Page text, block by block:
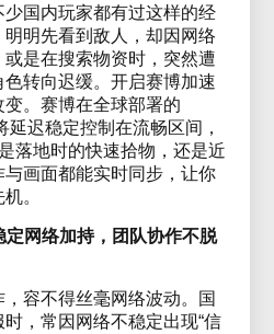
国内玩家都有过这样的经
明先看到敌人，却因网络
是在搜索物资时，突然遭
转向迟缓。开启赛博加速
。赛博在全球部署的
迟稳定控制在流畅区间，
落地时的快速拾物，还是近
画面都能实时同步，让你
。
定网络加持，团队协作不脱
容不得丝毫网络波动。国
，常因网络不稳定出现“信